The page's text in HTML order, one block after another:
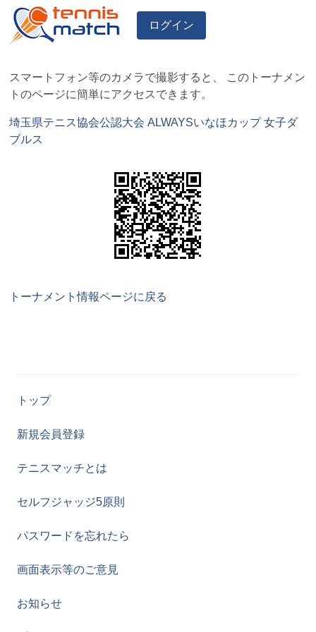
ログイン
スマートフォン等のカメラで撮影すると、 このトーナメン
トのページに簡単にアクセスできます。
埼玉県テニス協会公認大会 ALWAYSいなほカップ 女子ダ
ブルス
トーナメント情報ページに戻る
トップ
新規会員登録
テニスマッチとは
セルフジャッジ5原則
パスワードを忘れたら
画面表示等のご意見
お知らせ